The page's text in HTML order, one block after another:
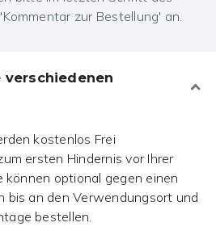
zur Bestellung' an.
kostenlos Frei
ersten Hindernis vor Ihrer
können optional gegen einen
bis an den Verwendungsort und
bestellen.